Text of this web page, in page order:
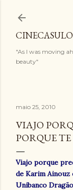
"As I was moving
beauty"
maio 25, 2010
VIAJO
PORQUE
Viajo porque
de Karim Ainouz
Unibanco